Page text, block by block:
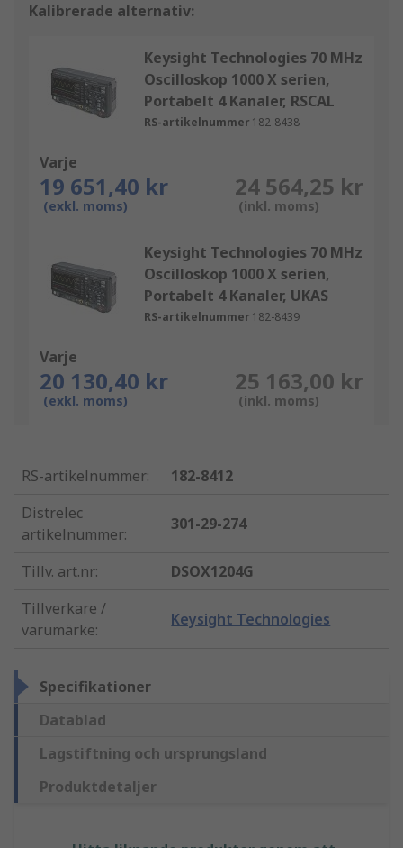
Kalibrerade alternativ:
Keysight Technologies 70 MHz
Oscilloskop 1000 X serien,
Portabelt 4 Kanaler, RSCAL
RS-artikelnummer 182-8438
Varje
19 651,40 kr
(exkl. moms)
24 564,25 kr
(inkl. moms)
Keysight Technologies 70 MHz
Oscilloskop 1000 X serien,
Portabelt 4 Kanaler, UKAS
RS-artikelnummer 182-8439
Varje
20 130,40 kr
(exkl. moms)
25 163,00 kr
(inkl. moms)
RS-artikelnummer:
182-8412
Distrelec
artikelnummer:
301-29-274
Tillv. art.nr:
DSOX1204G
Tillverkare /
varumärke:
Keysight Technologies
Specifikationer
Datablad
Lagstiftning och ursprungsland
Produktdetaljer